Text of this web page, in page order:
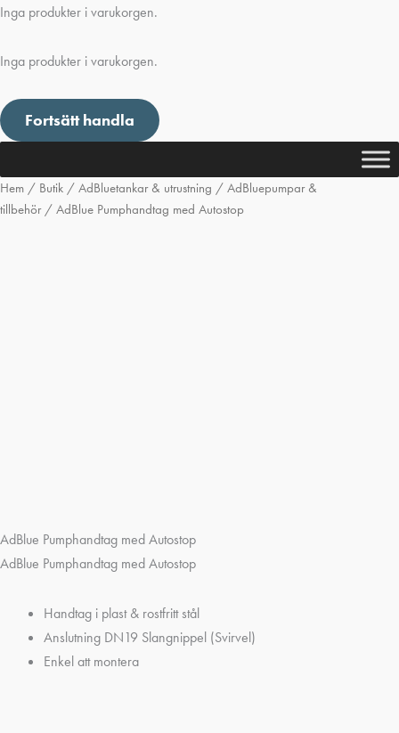
Inga produkter i varukorgen.
Inga produkter i varukorgen.
Fortsätt handla
Hem / Butik / AdBluetankar & utrustning / AdBluepumpar &
tillbehör/ AdBlue Pumphandtag med Autostop
AdBlue Pumphandtag med Autostop
AdBlue Pumphandtag med Autostop
Handtag i plast & rostfritt stål
Anslutning DN19 Slangnippel (Svirvel)
Enkel att montera